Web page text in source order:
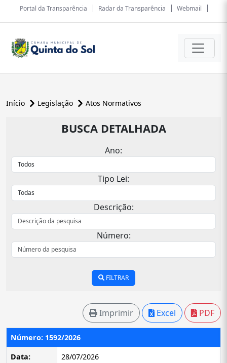
Portal da Transparência Radar da Transparência Webmail
Início Legislação Atos Normativos
BUSCA DETALHADA
Ano:
Tipo Lei:
Descrição:
Número:
FILTRAR
Imprimir Excel PDF
Número: 1592/2026
Data:
28/07/2026